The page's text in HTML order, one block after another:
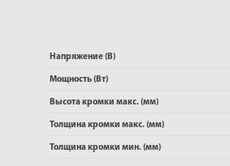
Напряжение (В)
Мощность (Вт)
Высота кромки макс. (мм)
Толщина кромки макс. (мм)
Толщина кромки мин. (мм)